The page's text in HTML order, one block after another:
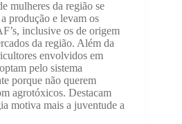
mulheres da região se
produção e levam os
inclusive os de origem
da região. Além da
envolvidos em
pelo sistema
porque não querem
agrotóxicos. Destacam
motiva mais a juventude a